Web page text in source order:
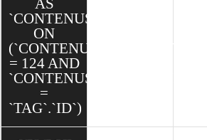
AS
`CONTENUSTAG`
ON
= 124 AND
`CONTENUSTAG`.`TAG_ID`
=
`TAG`.`ID`)